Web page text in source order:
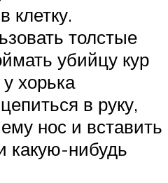
клетку.
толстые
убийцу кур
хорька
в руку,
нос и вставить
какую-нибудь